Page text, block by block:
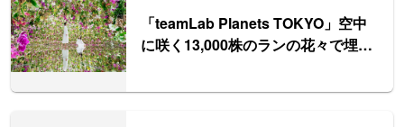
「teamLab Planets TOKYO」空中
に咲く13,000株のランの花々で埋め